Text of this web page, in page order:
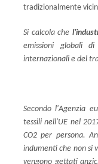
tradizionalmente
Si calcola che
emissioni globali
internazionali e del
Secondo l'Agenzia
tessili nell'UE nel
CO2 per persona.
indumenti che non si
vengono gettati